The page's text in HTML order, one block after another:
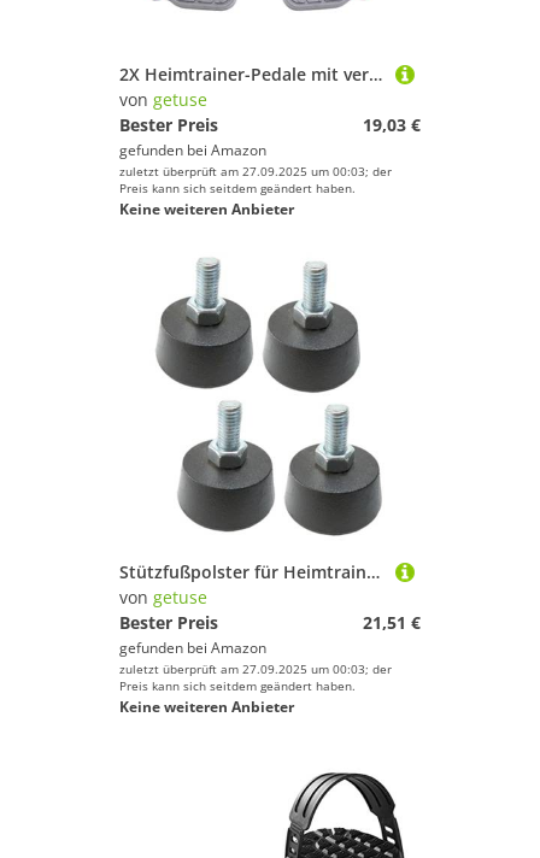
2X Heimtrainer-Pedale mit verstellbaren Riemen, Ersatzteile für stationäre Fahrräder, Liegeräder, Heim-Fitnessstudio, 9/16 oder 1/2 Zoll Gewinde- 0.5-Zoll-
von getuse
Bester Preis
19,03 €
gefunden bei Amazon
zuletzt überprüft am 27.09.2025 um 00:03; der
Preis kann sich seitdem geändert haben.
Keine weiteren Anbieter
Stützfußpolster für Heimtrainer, schallisolierende Nivellierschraube, Gummi, rutschfest, sicherer Griff, Stoßdämpfung, Geräuschreduzierung, einfache Installation, Bodenschutz, 4 Stück
von getuse
Bester Preis
21,51 €
gefunden bei Amazon
zuletzt überprüft am 27.09.2025 um 00:03; der
Preis kann sich seitdem geändert haben.
Keine weiteren Anbieter